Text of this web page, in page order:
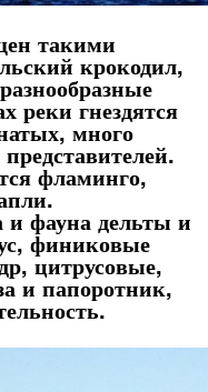
такими
крокодил,
реки гнездятся
много
фламинго,
и фауна дельты и
финиковые
цитрусовые,
и папоротник,